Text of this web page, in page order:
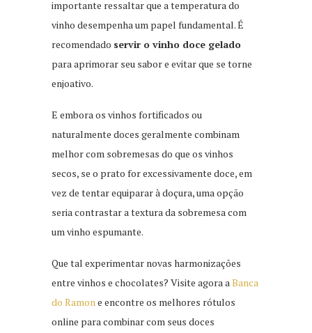
importante ressaltar que a temperatura do
vinho desempenha um papel fundamental. É
recomendado servir o vinho doce gelado
para aprimorar seu sabor e evitar que se torne
enjoativo.
E embora os vinhos fortificados ou
naturalmente doces geralmente combinam
melhor com sobremesas do que os vinhos
secos, se o prato for excessivamente doce, em
vez de tentar equiparar à doçura, uma opção
seria contrastar a textura da sobremesa com
um vinho espumante.
Que tal experimentar novas harmonizações
entre vinhos e chocolates? Visite agora a Banca
do Ramon e encontre os melhores rótulos
online para combinar com seus doces